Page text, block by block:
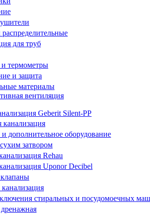
для труб
термометры
и защита
материалы
вентиляция
Geberit Silent-PP
дополнительное оборудование
затвором
Rehau
Uponor Decibel
стиральных и посудомоечных